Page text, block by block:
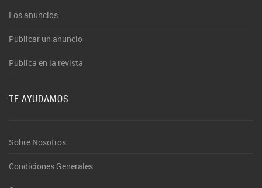
Los anuncios
Publicar un anuncio
Publica en la revista
TE AYUDAMOS
Sobre Nosotros
Condiciones Generales